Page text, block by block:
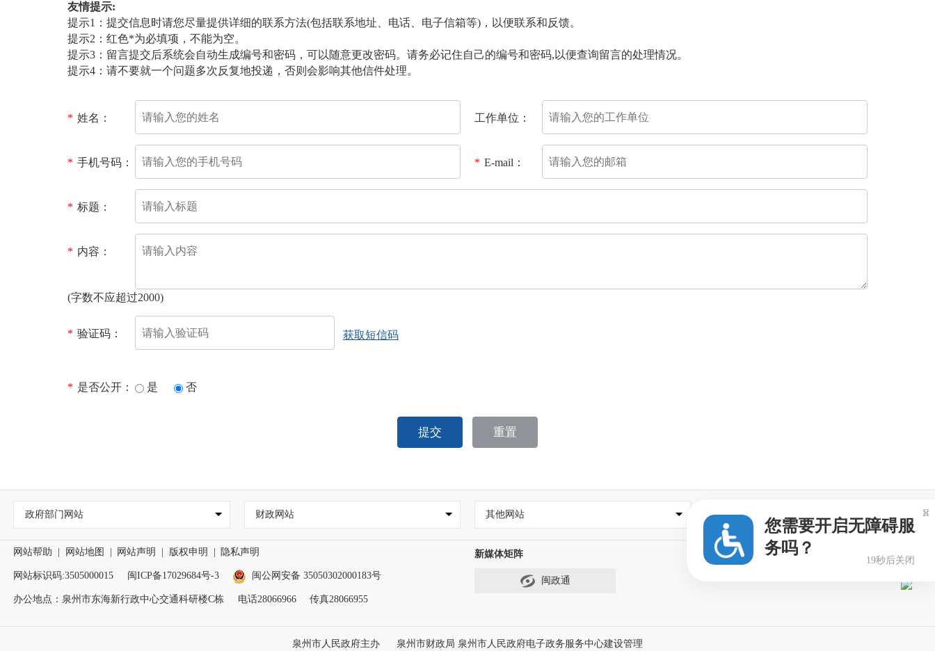
友情提示:
提示1：提交信息时请您尽量提供详细的联系方法(包括联系地址、电话、电子信箱等)，以便联系和反馈。
提示2：红色*为必填项，不能为空。
提示3：留言提交后系统会自动生成编号和密码，可以随意更改密码。请务必记住自己的编号和密码,以便查询留言的处理情况。
提示4：请不要就一个问题多次反复地投递，否则会影响其他信件处理。
* 姓名： 工作单位：
* 手机号码： * E-mail：
* 标题：
* 内容：
(字数不应超过2000)
* 验证码： 获取短信码
* 是否公开： 是 否
提交 重置
政府部门网站 财政网站 其他网站
网站帮助 | 网站地图 | 网站声明 | 版权申明 | 隐私声明
网站标识码:3505000015 闽ICP备17029684号-3 闽公网安备 35050302000183号
办公地点：泉州市东海新行政中心交通科研楼C栋 电话28066966 传真28066955
新媒体矩阵
闽政通
泉州市人民政府主办 泉州市财政局 泉州市人民政府电子政务服务中心建设管理
您需要开启无障碍服
务吗？
19秒后关闭
